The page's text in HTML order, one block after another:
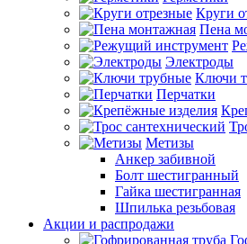
Круги
Пена
Электроды
Ключи
Перчатки
Метизы
Анкер забивной
Болт шестигранный
Гайка шестигранная
Шпилька резьбовая
Акции и распродажи